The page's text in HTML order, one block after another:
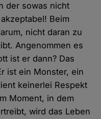
der sowas nicht
Beim
nicht daran zu
Angenommen es
ist er dann? Das
ist ein Monster, ein
keinerlei Respekt
Moment, in dem
wird das Leben